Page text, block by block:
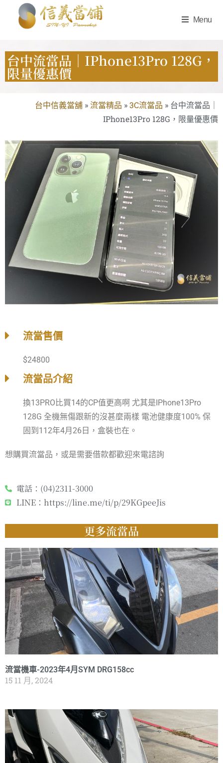
Menu
台中流當品｜IPhone13Pro 128G，
限量優惠價
台中信義當舖 »流當精品 »3C流當品 » 台中流當品｜
IPhone13Pro 128G，限量優惠價
流當售價
$24800
流當品介紹
換13PRO比買14的CP值更高啊 尤其是IPhone13Pro
128G 全機無傷跟新的沒甚麼兩樣 電池健康度100% 保
固到112年4月26日，盒裝也在。
想購買流當品，或是需要借款都歡迎來電諮詢
電話：(04)2311-3000
LINE：https://line.me/ti/p/29KGpeeJis
更多流當品
流當機車-2023年4月SYM DRG158cc
15 11 月, 2024